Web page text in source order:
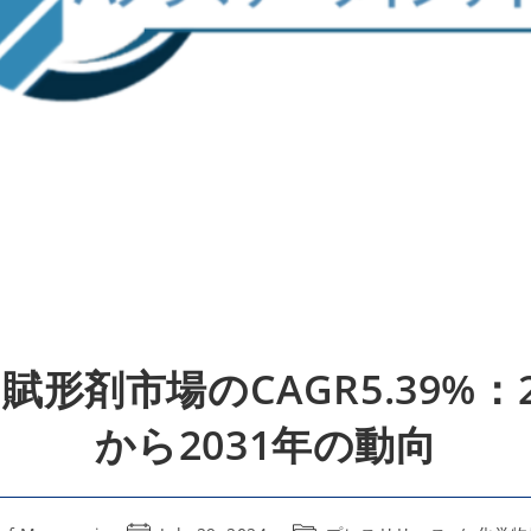
形剤市場のCAGR5.39%
から2031年の動向